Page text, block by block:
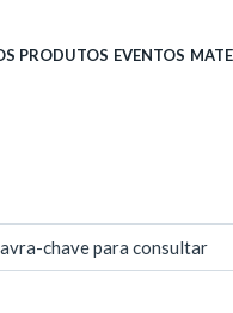
PRODUTOS EVENTOS
chave para consultar